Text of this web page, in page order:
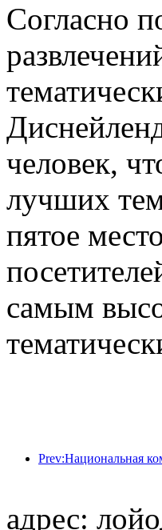
Согласно
человек,
лучших
пятое
самым
адрес: